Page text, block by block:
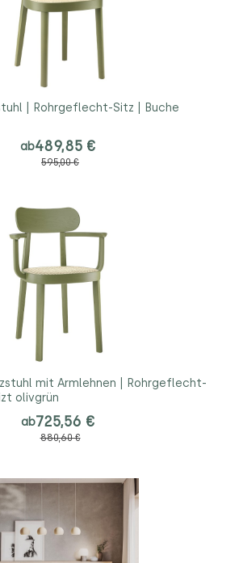
| Rohrgeflecht-Sitz | Buche
ab489,85 €
595,00 €
mit Armlehnen | Rohrgeflecht-
olivgrün
ab725,56 €
880,60 €